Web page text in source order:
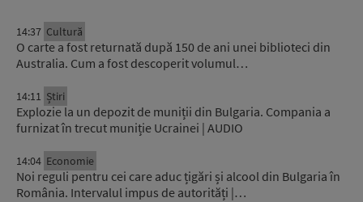
14:37 Cultură
O carte a fost returnată după 150 de ani unei biblioteci din
Australia. Cum a fost descoperit volumul…
14:11 Știri
Explozie la un depozit de muniții din Bulgaria. Compania a
furnizat în trecut muniție Ucrainei | AUDIO
14:04 Economie
Noi reguli pentru cei care aduc țigări și alcool din Bulgaria în
România. Intervalul impus de autorități |…